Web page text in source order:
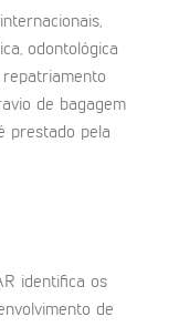
odontológica
de bagagem
prestado pela
identifica os
de